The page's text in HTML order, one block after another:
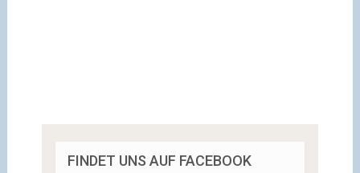
FINDET UNS AUF FACEBOOK